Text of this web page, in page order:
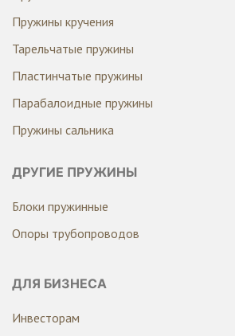
Пружины кручения
Тарельчатые пружины
Пластинчатые пружины
Парабалоидные пружины
Пружины сальника
ДРУГИЕ ПРУЖИНЫ
Блоки пружинные
Опоры трубопроводов
ДЛЯ БИЗНЕСА
Инвесторам